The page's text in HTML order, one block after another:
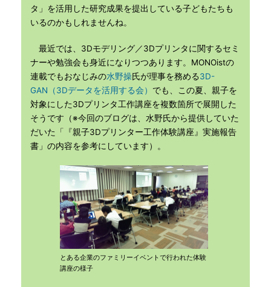
タ」を活用した研究成果を提出している子どもたちも
いるのかもしれませんね。
最近では、3Dモデリング／3Dプリンタに関するセミ
ナーや勉強会も身近になりつつあります。MONOistの
連載でもおなじみの水野操氏が理事を務める3D-
GAN（3Dデータを活用する会） でも、この夏、親子を
対象にした3Dプリンタ工作講座を複数箇所で展開した
そうです（※今回のブログは、水野氏から提供していた
だいた「『親子3Dプリンター工作体験講座』実施報告
書」の内容を参考にしています）。
とある企業のファミリーイベントで行われた体験
講座の様子